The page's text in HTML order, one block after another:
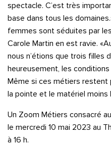
spectacle. C’est très
base dans tous les
femmes sont séduites par
Carole Martin en est ravie.
nous n’étions que trois filles
heureusement, les
Même si ces métiers restent
la pointe et le matériel moins
Un Zoom Métiers consacré
le mercredi 10 mai 2023 au
à 16 h.